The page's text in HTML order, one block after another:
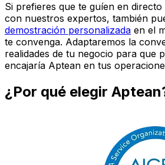
Si prefieres que te guíen en directo
con nuestros expertos, también
demostración personalizada en el
te convenga. Adaptaremos la
realidades de tu negocio para que
encajaría Aptean en tus
¿Por qué elegir